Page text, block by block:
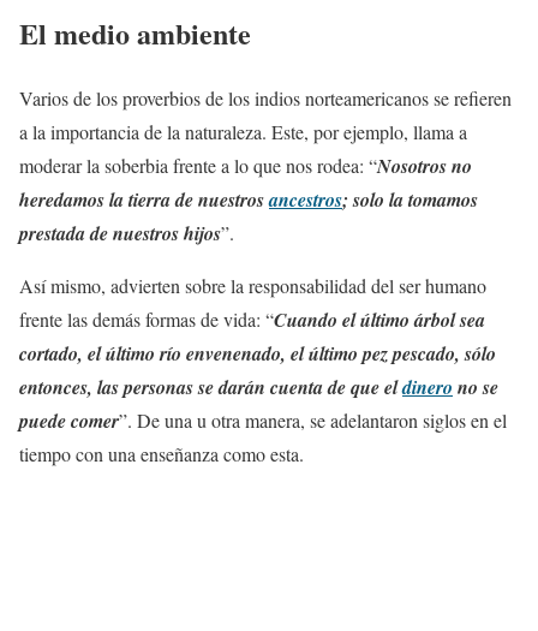
El medio ambiente
Varios de los proverbios de los indios norteamericanos se refieren
a la importancia de la naturaleza. Este, por ejemplo, llama a
moderar la soberbia frente a lo que nos rodea: “Nosotros no
heredamos la tierra de nuestrosancestros; solo la tomamos
prestada de nuestros hijos”.
Así mismo, advierten sobre la responsabilidad del ser humano
frente las demás formas de vida: “Cuando el último árbol sea
cortado, el último río envenenado, el último pez pescado, sólo
entonces, las personas se darán cuenta de que eldinero no se
puede comer”. De una u otra manera, se adelantaron siglos en el
tiempo con una enseñanza como esta.